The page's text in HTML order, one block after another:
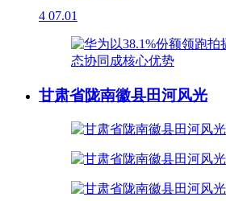
4 07.01
甘肃省陇南徽县田河风光